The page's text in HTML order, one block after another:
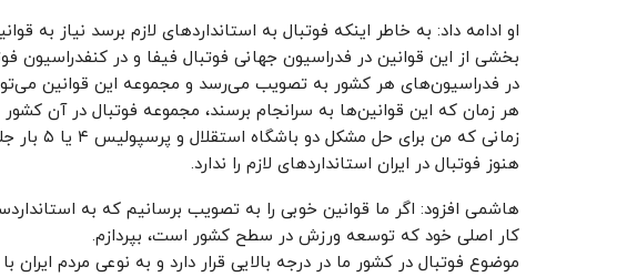
او ادامه داد: به خاطر اینکه فوتبال به استانداردهای لازم برسد نیاز به
در فدراسیون‌های هر کشور به تصویب می‌رسد و مجموعه این قوانین
هر زمان که این قوانین‌ها به سرانجام برسند، مجموعه فوتبال در آن
زمانی که
هنوز فوتبال در ایران استانداردهای لازم را ندارد.
هاشمی افزود: اگر ما قوانین خوبی را به تصویب برسانیم که به
کار اصلی خود که توسعه ورزش در سطح کشور است، بپردازم.
موضوع فوتبال در کشور ما در درجه بالایی قرار دارد و به نوعی مردم ایران